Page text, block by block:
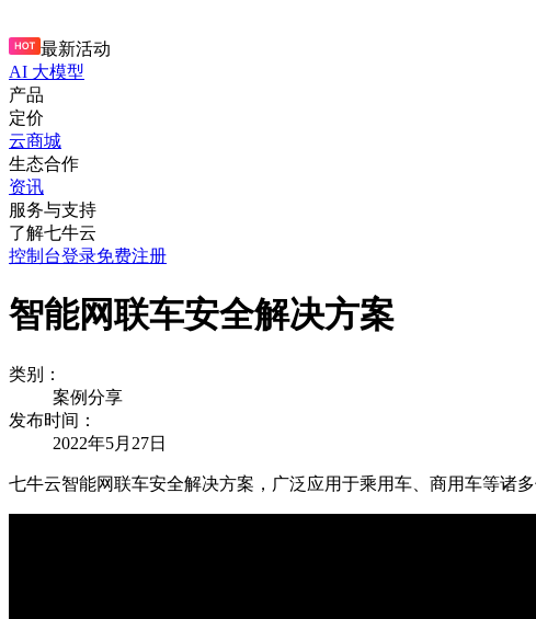
最新活动
AI 大模型
产品
定价
云商城
生态合作
资讯
服务与支持
了解七牛云
控制台登录免费注册
智能网联车安全解决方案
类别：
案例分享
发布时间：
2022年5月27日
七牛云智能网联车安全解决方案，广泛应用于乘用车、商用车等诸